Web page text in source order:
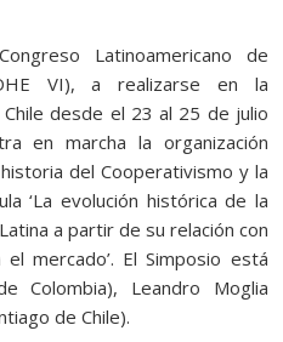
Latinoamericano de
VI), a realizarse en la
desde el 23 al 25 de julio
en marcha la organización
del Cooperativismo y la
‘La evolución histórica de la
a partir de su relación con
mercado’. El Simposio está
Colombia), Leandro Moglia
de Chile).